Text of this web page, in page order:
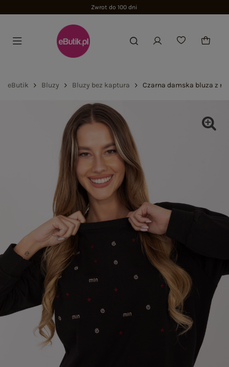
Zwrot do 100 dni
eButik Bluzy Bluzy bez kaptura Czarna damska bluza z